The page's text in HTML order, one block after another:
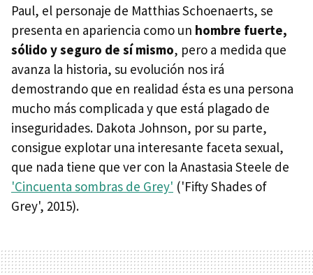
Paul, el personaje de Matthias Schoenaerts, se
presenta en apariencia como un hombre fuerte,
sólido y seguro de sí mismo, pero a medida que
avanza la historia, su evolución nos irá
demostrando que en realidad ésta es una persona
mucho más complicada y que está plagado de
inseguridades. Dakota Johnson, por su parte,
consigue explotar una interesante faceta sexual,
que nada tiene que ver con la Anastasia Steele de
'Cincuenta sombras de Grey' ('Fifty Shades of
Grey', 2015).